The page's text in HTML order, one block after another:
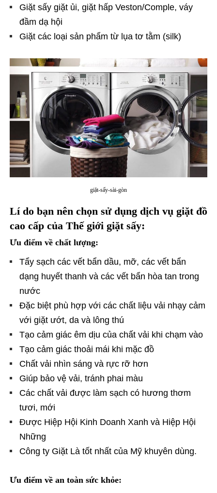
Giặt sấy giặt ủi, giặt hấp Veston/Comple, váy
đầm dạ hội
Giặt các loại sản phẩm từ lụa tơ tằm (silk)
giặt-sấy-sài-gòn
Lí do bạn nên chọn sử dụng dịch vụ giặt đồ
cao cấp của Thế giới giặt sấy:
Ưu điểm về chất lượng:
Tẩy sạch các vết bẩn dầu, mỡ, các vết bẩn
dạng huyết thanh và các vết bẩn hòa tan trong
nước
Đặc biệt phù hợp với các chất liệu vải nhạy cảm
với giặt ướt, da và lông thú
Tạo cảm giác êm dịu của chất vải khi chạm vào
Tạo cảm giác thoải mái khi mặc đồ
Chất vải nhìn sáng và rực rỡ hơn
Giúp bảo vệ vải, tránh phai màu
Các chất vải được làm sạch có hương thơm
tươi, mới
Được Hiệp Hội Kinh Doanh Xanh và Hiệp Hội
Những
Công ty Giặt Là tốt nhất của Mỹ khuyên dùng.
Ưu điểm về an toàn sức khỏe: